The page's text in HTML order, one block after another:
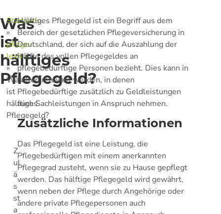
Was
ist
hälftiges
Pflegegeld?
Startseite
»
pflege-
lexika
»
Was
ist
hälftiges
Pflegegeld?
Z
ul
ä
s
st
a
Hälftiges Pflegegeld ist ein Begriff aus dem
Bereich der gesetzlichen Pflegeversicherung in
Deutschland, der sich auf die Auszahlung der
Hälfte des vollen Pflegegeldes an
pflegebedürftige Personen bezieht. Dies kann in
Fällen relevant werden, in denen
Pflegebedürftige zusätzlich zu Geldleistungen
auch Sachleistungen in Anspruch nehmen.
Zusätzliche Informationen
Das Pflegegeld ist eine Leistung, die
Pflegebedürftigen mit einem anerkannten
Pflegegrad zusteht, wenn sie zu Hause gepflegt
werden. Das hälftige Pflegegeld wird gewährt,
wenn neben der Pflege durch Angehörige oder
andere private Pflegepersonen auch